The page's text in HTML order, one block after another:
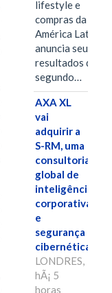
lifestyle e
compras da
América Latina
anuncia seus
resultados do
segundo…
AXA XL
vai
adquirir a
S-RM, uma
consultoria
global de
inteligência
corporativa
e
segurança
cibernética
LONDRES,
hÃ¡ 5
horas